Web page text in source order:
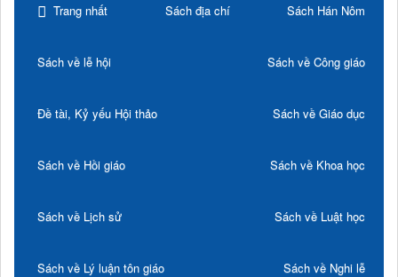
Trang nhất Sách địa chí Sách Hán Nôm
Sách về lễ hội Sách về Công giáo
Đề tài, Kỷ yếu Hội thảo Sách về Giáo dục
Sách về Hồi giáo Sách về Khoa học
Sách về Lịch sử Sách về Luật học
Sách về Lý luận tôn giáo Sách về Nghi lễ